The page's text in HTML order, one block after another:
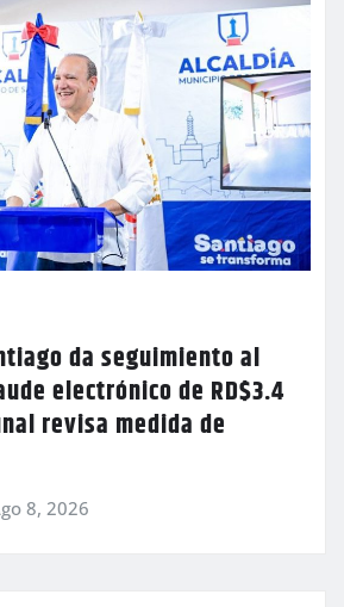
da seguimiento al
electrónico de RD$3.4
revisa medida de
8, 2026